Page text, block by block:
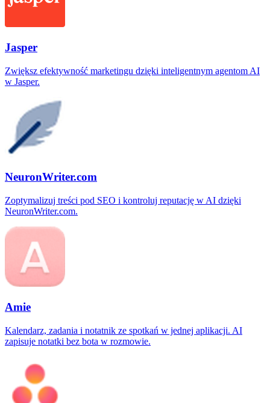
Jasper
Zwiększ efektywność marketingu dzięki inteligentnym agentom AI
w Jasper.
NeuronWriter.com
Zoptymalizuj treści pod SEO i kontroluj reputację w AI dzięki
NeuronWriter.com.
Amie
Kalendarz, zadania i notatnik ze spotkań w jednej aplikacji. AI
zapisuje notatki bez bota w rozmowie.